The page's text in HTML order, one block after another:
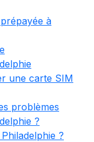
à
une carte SIM
problèmes
?
?